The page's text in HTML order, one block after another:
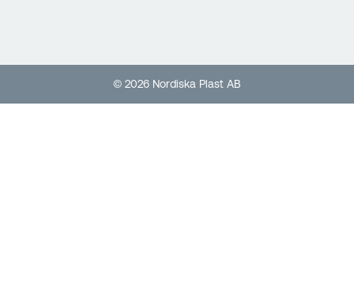
© 2026 Nordiska Plast AB